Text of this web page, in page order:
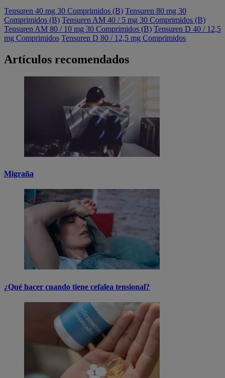
Tensuren 40 mg 30 Comprimidos (B) Tensuren 80 mg 30
Comprimidos (B) Tensuren AM 40 / 5 mg 30 Comprimidos (B)
Tensuren AM 80 / 10 mg 30 Comprimidos (B) Tensuren D 40 / 12,5
mg Comprimidos Tensuren D 80 / 12,5 mg Comprimidos
Artículos recomendados
Migraña
¿Qué hacer cuando tiene cefalea tensional?